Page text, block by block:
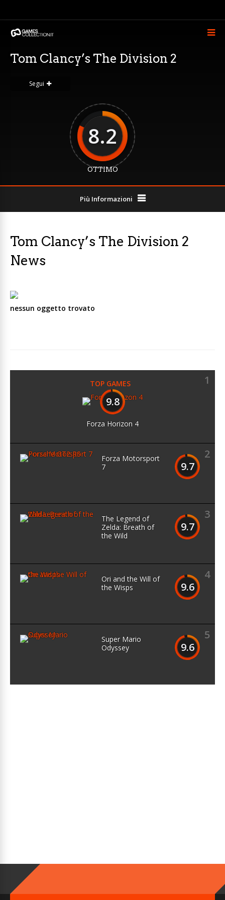
Tom Clancy’s The Division 2
Segui
8.2
OTTIMO
Più Informazioni
Tom Clancy’s The Division 2
News
nessun oggetto trovato
TOP GAMES
1
9.8
Forza Horizon 4
2
9.7
Forza Motorsport
7
3
9.7
The Legend of
Zelda: Breath of
the Wild
4
9.6
Ori and the Will of
the Wisps
5
9.6
Super Mario
Odyssey